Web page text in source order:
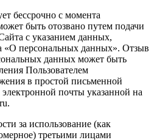
бессрочно с момента
быть отозвано путем подачи
с указанием данных,
«О персональных данных». Отзыв
данных может быть
Пользователем
в простой письменной
почты указанной на
за использование (как
третьими лицами